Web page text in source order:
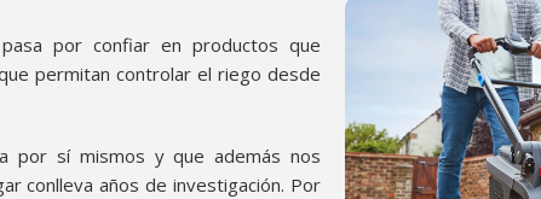
por confiar en productos que
permitan controlar el riego desde
por sí mismos y que además nos
conlleva años de investigación. Por